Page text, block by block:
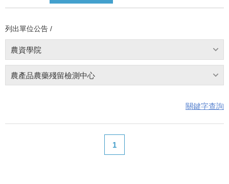
列出單位公告 /
農資學院
農產品農藥殘留檢測中心
關鍵字查詢
1